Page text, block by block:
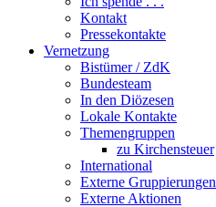
Kontakt
Pressekontakte
Vernetzung
Bistümer / ZdK
Bundesteam
In den Diözesen
Lokale Kontakte
Themengruppen
zu Kirchensteuer
International
Externe Gruppierungen
Externe Aktionen